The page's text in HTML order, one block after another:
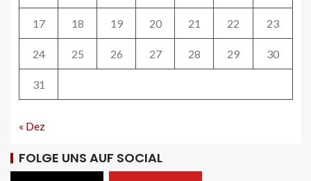
17 18 19 20 21 22 23
24 25 26 27 28 29 30
31
« Dez
FOLGE UNS AUF SOCIAL
A13 Landquart-Sarganserland:
Baustelle in Winterpause
30
der 2. Röhre des Gubristtunnels
abgeschlossen